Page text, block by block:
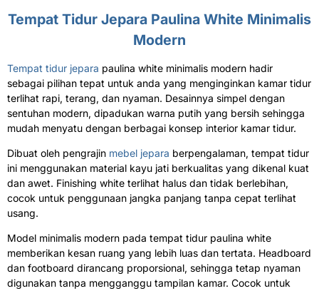
Tempat Tidur Jepara Paulina White Minimalis
Modern
Tempat tidur jepara paulina white minimalis modern hadir
sebagai pilihan tepat untuk anda yang menginginkan kamar tidur
terlihat rapi, terang, dan nyaman. Desainnya simpel dengan
sentuhan modern, dipadukan warna putih yang bersih sehingga
mudah menyatu dengan berbagai konsep interior kamar tidur.
Dibuat oleh pengrajin mebel jepara berpengalaman, tempat tidur
ini menggunakan material kayu jati berkualitas yang dikenal kuat
dan awet. Finishing white terlihat halus dan tidak berlebihan,
cocok untuk penggunaan jangka panjang tanpa cepat terlihat
usang.
Model minimalis modern pada tempat tidur paulina white
memberikan kesan ruang yang lebih luas dan tertata. Headboard
dan footboard dirancang proporsional, sehingga tetap nyaman
digunakan tanpa mengganggu tampilan kamar. Cocok untuk